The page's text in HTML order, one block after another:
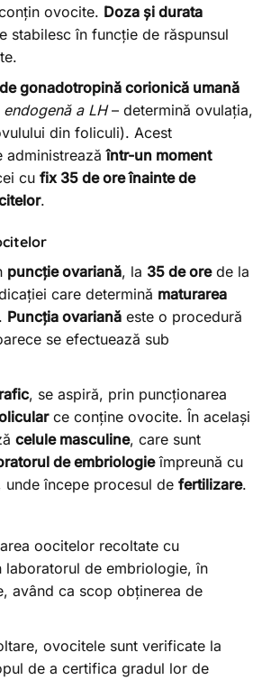
ovocite. Doza și durata
stabilesc în funcție de răspunsul
gonadotropină corionică umană
a LH– determină ovulația,
din foliculi). Acest
administreazăîntr-un moment
cu fix 35 de ore înainte de
.
puncție ovariană, la 35 de orede la
care determină maturarea
Puncția ovariană este o procedură
se efectuează sub
, se aspiră, prin puncționarea
ce conține ovocite. În același
celule masculine, care sunt
de embriologieîmpreună cu
începe procesul de fertilizare.
oocitelor recoltate cu
laboratorul de embriologie, în
având ca scop obținerea de
ovocitele sunt verificate la
de a certifica gradul lor de